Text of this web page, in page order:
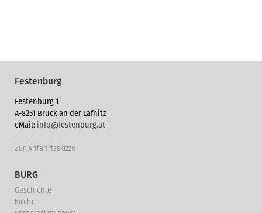
Festenburg
Festenburg 1
A-8251 Bruck an der Lafnitz
eMail: info@festenburg.at
Zur Anfahrtsskizze
BURG
Geschichte
Kirche